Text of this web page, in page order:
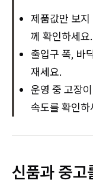
제품값만 보
께 확인하세요.
출입구 폭, 바
재세요.
운영 중 고장
속도를 확인하
신품과 중고